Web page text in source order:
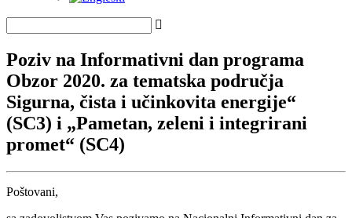
Poziv na Informativni dan programa
Obzor 2020. za tematska područja
Sigurna, čista i učinkovita energije“
(SC3) i „Pametan, zeleni i integrirani
promet“ (SC4)
Poštovani,